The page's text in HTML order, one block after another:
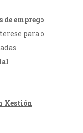
de emprego
para o
Xestión